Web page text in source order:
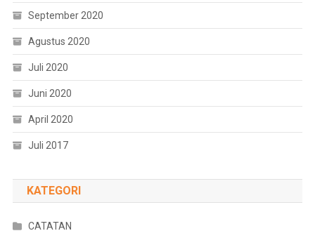
September 2020
Agustus 2020
Juli 2020
Juni 2020
April 2020
Juli 2017
KATEGORI
CATATAN